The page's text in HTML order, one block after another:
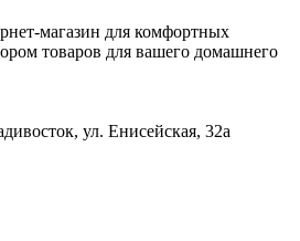
магазин для комфортных
товаров для вашего домашнего
ул. Енисейская, 32а